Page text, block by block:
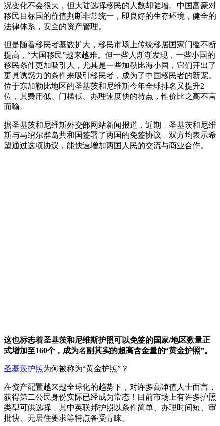
况变化不会很大，但大陆选择移民的人数却陡增。中国富豪对
移民目标国的价值判断非常统一，即良好的生存环境，健全的
法律体系，安全的资产管理。
但是随着移民者基数扩大，移民市场上传统移居国家门槛不断
提高，“大国移民”越来越难。但一些人渐渐发现，一些小国的
移民条件更加吸引人，尤其是一些加勒比海小国，它们开出了
更具诱惑力的条件来吸引移民者，成为了中国移民者的新宠。
位于东加勒比地区的圣基茨和尼维斯今年全球排名又提升2
位，其费用低、门槛低、办理速度快的特点，性价比之高不言
而喻。
据圣基茨和尼维斯外交部网站新闻报道，近期，圣基茨和尼维
斯与马绍尔群岛共和国签署了两国的免签协议，双方均表示希
望通过这项协议，能快速增加两国人民的交流与商业合作。
这也标志着圣基茨和尼维斯护照可以免签的国家/地区数量正
式增加至160个，成为名副其实的超高含金量的“黄金护照”。
圣基茨护照为何被称为“黄金护照”？
在资产配置越来越全球化的趋势下，对许多高净值人士而言，
获得第二公民身份实际已经成为常态！目前市场上有许多护照
类型可供选择，其中英联邦护照以条件简单、办理时间短、审
批快、无居住要求等特点备受青睐。